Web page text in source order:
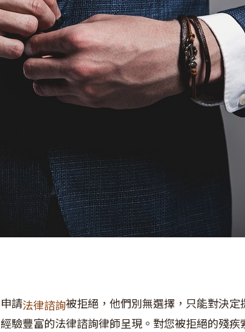
請法律諮詢被拒絕，他們別無選擇，只能對決定
驗豐富的法律諮詢律師呈現。對您被拒絕的殘